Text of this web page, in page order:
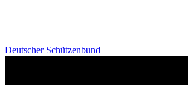
Deutscher Schützenbund